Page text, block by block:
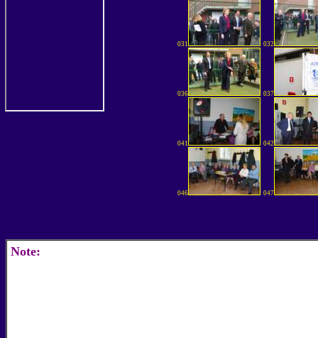
031 032
036 037
041 042
046 047
Note: